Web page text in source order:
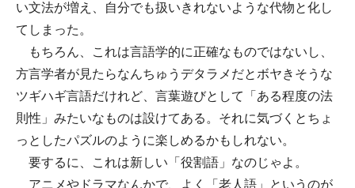
い文法が増え、自分でも扱いきれないような代物と化し
てしまった。
もちろん、これは言語学的に正確なものではないし、
方言学者が見たらなんちゅうデタラメだとボヤきそうな
ツギハギ言語だけれど、言葉遊びとして「ある程度の法
則性」みたいなものは設けてある。それに気づくとちょ
っとしたパズルのように楽しめるかもしれない。
要するに、これは新しい「役割語」なのじゃよ。
アニメやドラマなんかで、よく「老人語」というのが